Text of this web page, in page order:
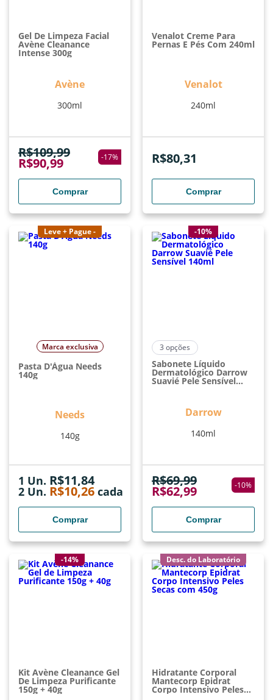
Gel De Limpeza Facial
Avène Cleanance
Intense 300g
Avène
300ml
R$109,99
R$90,99 -17%
Comprar
Venalot Creme Para
Pernas E Pés Com 240ml
Venalot
240ml
R$80,31
Comprar
Leve + Pague -
Marca exclusiva
Pasta D'Água Needs
140g
Needs
140g
1 Un. R$11,84
2 Un. R$10,26 cada
Comprar
-10%
3 opções
Sabonete Líquido
Dermatológico Darrow
Suavié Pele Sensível
Darrow
140ml
R$69,99
R$62,99 -10%
Comprar
-14%
Kit Avène Cleanance Gel
De Limpeza Purificante
150g + 40g
Desc. do Laboratório
Hidratante Corporal
Mantecorp Epidrat
Corpo Intensivo Peles